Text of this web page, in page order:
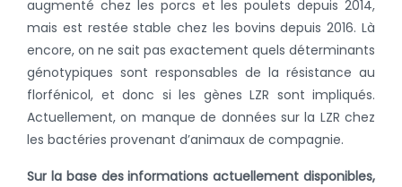
augmenté chez les porcs et les poulets depuis 2014,
mais est restée stable chez les bovins depuis 2016. Là
encore, on ne sait pas exactement quels déterminants
génotypiques sont responsables de la résistance au
florfénicol, et donc si les gènes LZR sont impliqués.
Actuellement, on manque de données sur la LZR chez
les bactéries provenant d’animaux de compagnie.
Sur la base des informations actuellement disponibles,